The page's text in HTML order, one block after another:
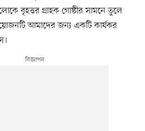
বৃহত্তর গ্রাহক গোষ্ঠীর সামনে তুলে
আমাদের জন্য একটি কার্যকর